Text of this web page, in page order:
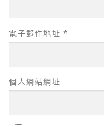
電子郵件地址 *
個人網站網址